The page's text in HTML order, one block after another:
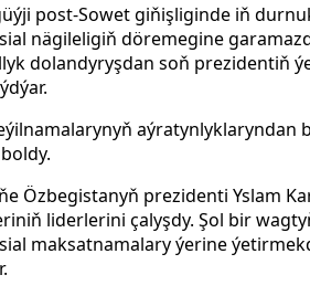
post-Sowet giňişliginde iň
nägileligiň döremegine
dolandyryşdan soň prezidentiň
aýratynlyklaryndan
Özbegistanyň prezidenti Yslam
liderlerini çalyşdy. Şol bir
maksatnamalary ýerine